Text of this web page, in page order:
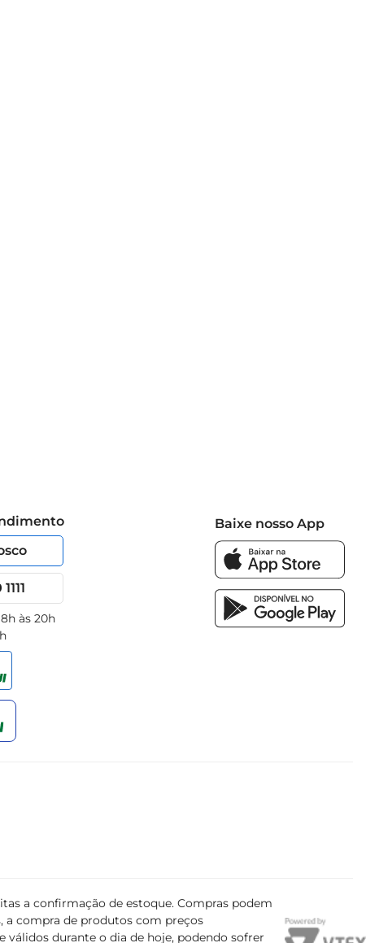
desinfecção é ainda maior. Sua eficácia foi testada e
em seu dia a dia.
às 20h
Baixe nosso App
a confirmação de estoque. Compras podem
a compra de produtos com preços
durante o dia de hoje, podendo sofrer